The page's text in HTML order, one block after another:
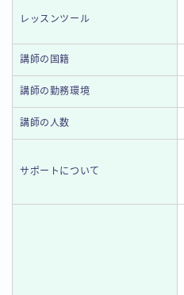
レッスンツール
講師の国籍
講師の勤務環境
講師の人数
サポートについて